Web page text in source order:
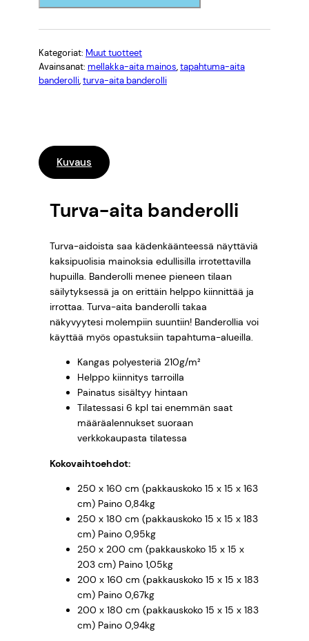
2
,
0
1
0
9
,
0
0
€
i
t
a
d
e
Kategoriat: Muut tuotteet
Avainsanat: mellakka-aita mainos, tapahtuma-aita
banderolli, turva-aita banderolli
Kuvaus
Turva-aita banderolli
Turva-aidoista saa kädenkäänteessä näyttäviä
kaksipuolisia mainoksia edullisilla irrotettavilla
hupuilla. Banderolli menee pieneen tilaan
säilytyksessä ja on erittäin helppo kiinnittää ja
irrottaa. Turva-aita banderolli takaa
näkyvyytesi molempiin suuntiin! Banderollia voi
käyttää myös opastuksiin tapahtuma-alueilla.
Kangas polyesteriä 210g/m²
Helppo kiinnitys tarroilla
Painatus sisältyy hintaan
Tilatessasi 6 kpl tai enemmän saat
määräalennukset suoraan
verkkokaupasta tilatessa
Kokovaihtoehdot:
250 x 160 cm (pakkauskoko 15 x 15 x 163
cm) Paino 0,84kg
250 x 180 cm (pakkauskoko 15 x 15 x 183
cm) Paino 0,95kg
250 x 200 cm (pakkauskoko 15 x 15 x
203 cm) Paino 1,05kg
200 x 160 cm (pakkauskoko 15 x 15 x 183
cm) Paino 0,67kg
200 x 180 cm (pakkauskoko 15 x 15 x 183
cm) Paino 0,94kg